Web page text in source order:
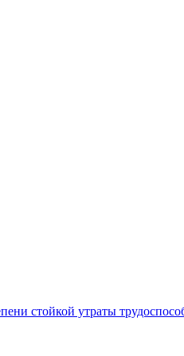
стойкой утраты